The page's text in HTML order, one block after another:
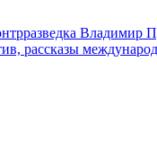
Владимир
рассказы